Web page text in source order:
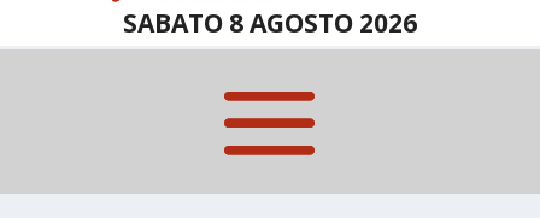
SABATO 8 AGOSTO 2026